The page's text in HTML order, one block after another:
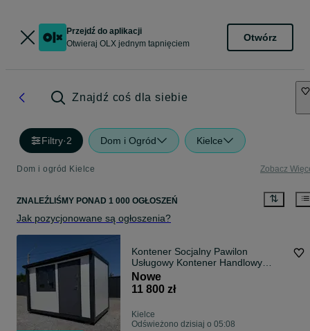
Przejdź do aplikacji
Otwieraj OLX jednym tapnięciem
Otwórz
Znajdź coś dla siebie
Filtry·2 Dom i Ogród Kielce
Dom i ogród Kielce Zobacz
ZNALEŹLIŚMY PONAD 1 000 OGŁOSZEŃ
Jak pozycjonowane są ogłoszenia?
Kontener Socjalny Pawilon
Usługowy Kontener Handlowy
Stróżówka Portiernia Domek
Ogrodowy Biuro Mobilne Kontenery
PRODUCENT
Nowe
11 800 zł
Kielce
Odświeżono dzisiaj o 05:08